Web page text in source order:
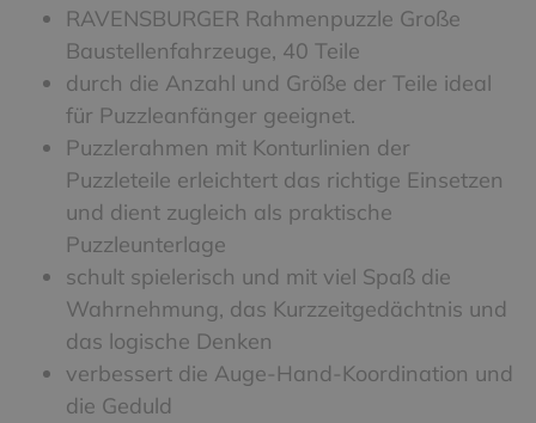
RAVENSBURGER Rahmenpuzzle Große
Baustellenfahrzeuge, 40 Teile
durch die Anzahl und Größe der Teile ideal
für Puzzleanfänger geeignet.
Puzzlerahmen mit Konturlinien der
Puzzleteile erleichtert das richtige Einsetzen
und dient zugleich als praktische
Puzzleunterlage
schult spielerisch und mit viel Spaß die
Wahrnehmung, das Kurzzeitgedächtnis und
das logische Denken
verbessert die Auge-Hand-Koordination und
die Geduld